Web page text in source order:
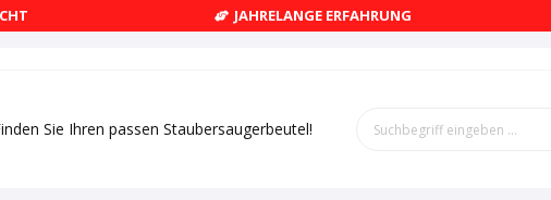
JAHRELANGE ERFAHRUNG
Sie Ihren passen Staubersaugerbeutel!